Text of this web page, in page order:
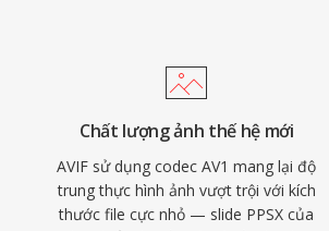
Chất lượng ảnh thế hệ mới
AVIF sử dụng codec AV1 mang lại độ
trung thực hình ảnh vượt trội với kích
thước file cực nhỏ — slide PPSX của